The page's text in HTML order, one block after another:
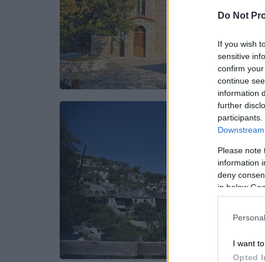
Do Not
If you wish
sensitive
confirm
continue
information
further
Please note
information
deny
in below
I want
Opted